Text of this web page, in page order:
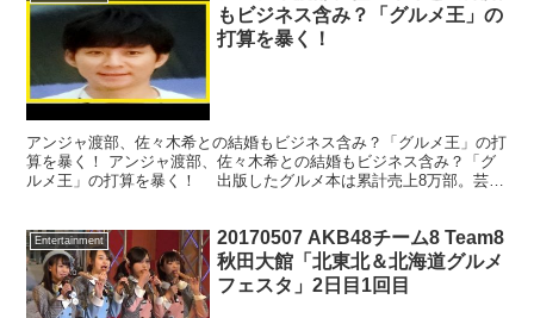
もビジネス含み？「グルメ王」の
打算を暴く！
アンジャ渡部、佐々木希との結婚もビジネス含み？「グルメ王」の打
算を暴く！ アンジャ渡部、佐々木希との結婚もビジネス含み？「グ
ルメ王」の打算を暴く！ 出版したグルメ本は累計売上8万部。芸能
Entertainment
20170507 AKB48チーム8 Team8
秋田大館「北東北＆北海道グルメ
フェスタ」2日目1回目